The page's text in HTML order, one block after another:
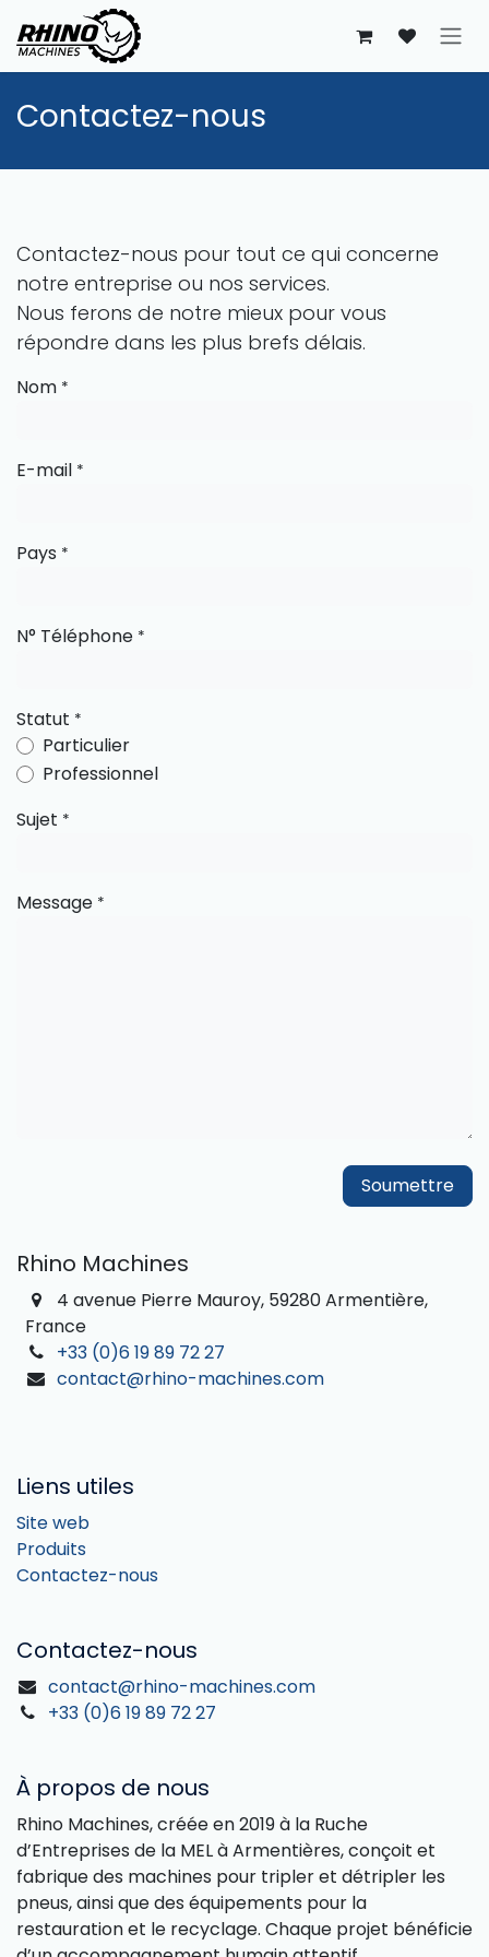
Se rendre au contenu
Contactez-nous
Contactez-nous pour tout ce qui concerne
notre entreprise ou nos services.
Nous ferons de notre mieux pour vous
répondre dans les plus brefs délais.
Nom *
E-mail *
Pays *
N° Téléphone *
Statut *
Particulier
Professionnel
Sujet *
Message *
Soumettre
Rhino Machines
4 avenue Pierre Mauroy, 59280 Armentière,
France
+33 (0)6 19 89 72 27
contact@rhino-machines.com
Liens utiles
Site web
Produits
Contactez-nous
Contactez-nous
contact@rhino-machines.com
+33 (0)6 19 89 72 27
À propos de nous
Rhino Machines, créée en 2019 à la Ruche
d’Entreprises de la MEL à Armentières, conçoit et
fabrique des machines pour tripler et détripler les
pneus, ainsi que des équipements pour la
restauration et le recyclage. Chaque projet bénéficie